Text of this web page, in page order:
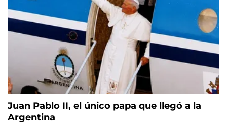
Juan Pablo II, el único papa que llegó a la
Argentina